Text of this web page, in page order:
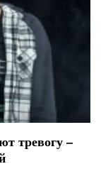
тревогу –